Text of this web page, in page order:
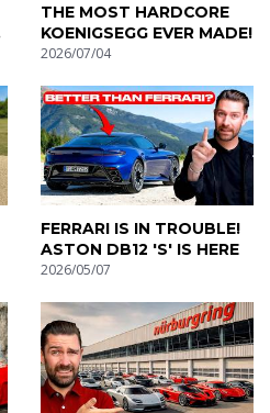
THE MOST HARDCORE
KOENIGSEGG EVER MADE!
2026/07/04
FERRARI IS IN TROUBLE!
ASTON DB12 'S' IS HERE
2026/05/07